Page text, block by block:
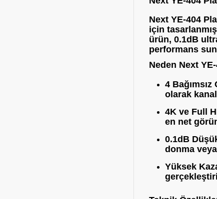
Next YE-404
için
ürün, 0.1dB
performans
Neden Next
4 Bağımsız
olarak
4K ve Full
en net
0.1dB
donma
Yüksek